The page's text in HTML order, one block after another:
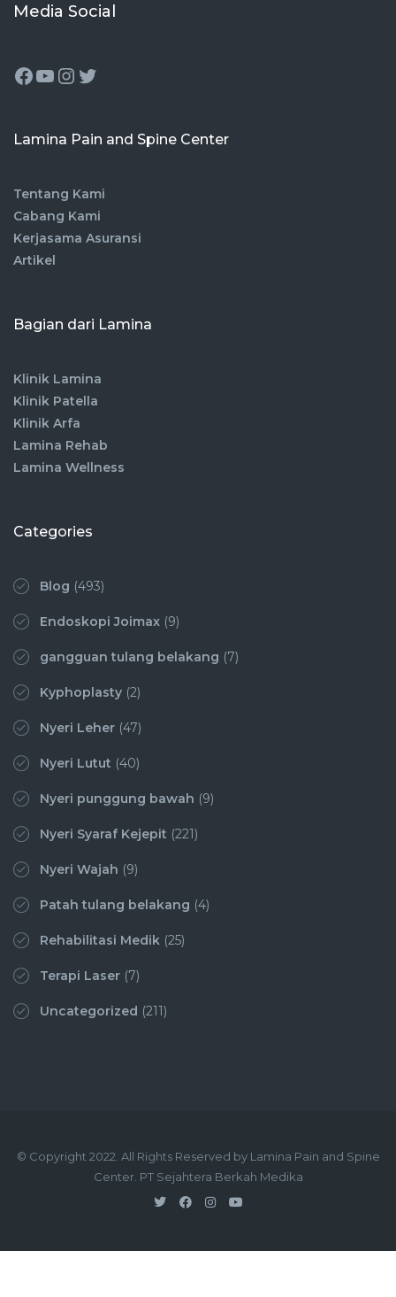
Media Social
Lamina Pain and Spine Center
Tentang Kami
Cabang Kami
Kerjasama Asuransi
Artikel
Bagian dari Lamina
Klinik Lamina
Klinik Patella
Klinik Arfa
Lamina Rehab
Lamina Wellness
Categories
Blog (493)
Endoskopi Joimax (9)
gangguan tulang belakang (7)
Kyphoplasty (2)
Nyeri Leher (47)
Nyeri Lutut (40)
Nyeri punggung bawah (9)
Nyeri Syaraf Kejepit (221)
Nyeri Wajah (9)
Patah tulang belakang (4)
Rehabilitasi Medik (25)
Terapi Laser (7)
Uncategorized (211)
© Copyright 2022. All Rights Reserved by Lamina Pain and Spine
Center. PT Sejahtera Berkah Medika